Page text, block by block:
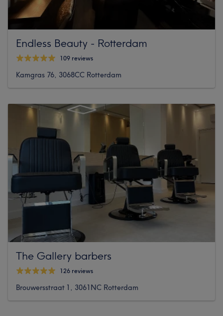
Endless Beauty - Rotterdam
109 reviews
Kamgras 76, 3068CC Rotterdam
The Gallery barbers
126 reviews
Brouwersstraat 1, 3061NC Rotterdam